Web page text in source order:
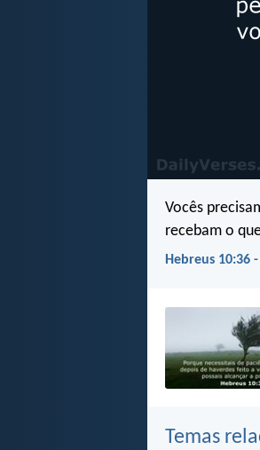
Vocês
recebam o
Hebreus 10:36 -
Temas